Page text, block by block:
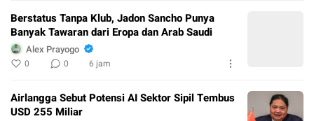
Berstatus Tanpa Klub, Jadon Sancho Punya
Banyak Tawaran dari Eropa dan Arab Saudi
Alex Prayogo
0 0 6 jam
Airlangga Sebut Potensi AI Sektor Sipil Tembus
USD 255 Miliar